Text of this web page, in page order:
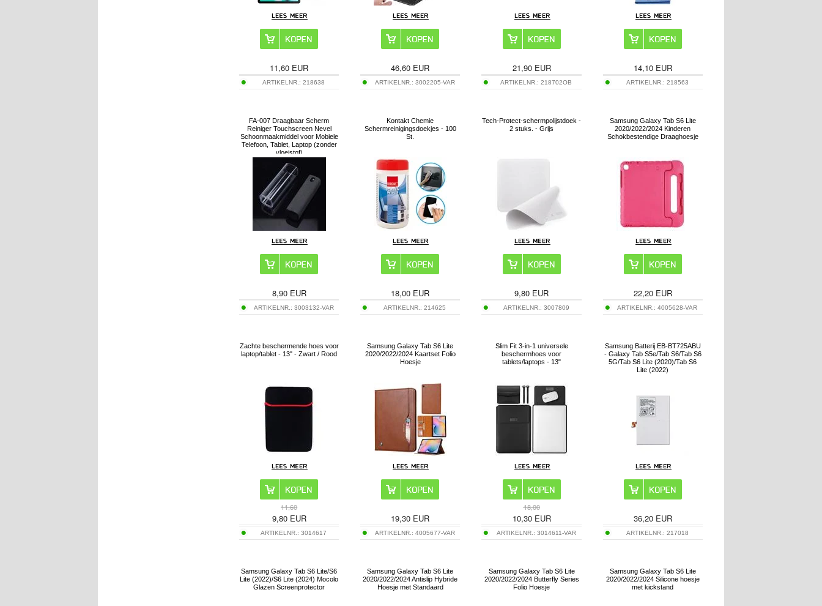
11,60 EUR
ARTIKELNR.:218638
46,60 EUR
ARTIKELNR.: 3002205-VAR
21,90EUR
ARTIKELNR.:218702OB
14,10EUR
ARTIKELNR.: 218563
FA-007 Draagbaar Scherm
Reiniger Touchscreen Nevel
Schoonmaakmiddel voor Mobiele
Telefoon, Tablet, Laptop (zonder
vloeistof)
8,90EUR
ARTIKELNR.: 3003132-VAR
Kontakt Chemie
Schermreinigingsdoekjes - 100
St.
18,00 EUR
ARTIKELNR.:214625
Tech-Protect-schermpolijstdoek -
2 stuks. - Grijs
9,80 EUR
ARTIKELNR.: 3007809
Samsung Galaxy Tab S6 Lite
2020/2022/2024 Kinderen
Schokbestendige Draaghoesje
22,20EUR
ARTIKELNR.:4005628-VAR
Zachte beschermende hoes voor
laptop/tablet - 13" - Zwart / Rood
11,60
9,80EUR
ARTIKELNR.:3014617
Samsung Galaxy Tab S6 Lite
2020/2022/2024 Kaartset Folio
Hoesje
19,30 EUR
ARTIKELNR.: 4005677-VAR
Slim Fit 3-in-1 universele
beschermhoes voor
tablets/laptops - 13"
18,00
10,30EUR
ARTIKELNR.: 3014611-VAR
Samsung Batterij EB-BT725ABU
- Galaxy Tab S5e/Tab S6/Tab S6
5G/Tab S6 Lite (2020)/Tab S6
Lite (2022)
36,20EUR
ARTIKELNR.: 217018
Samsung Galaxy Tab S6 Lite/S6
Lite (2022)/S6 Lite (2024) Mocolo
Glazen Screenprotector
Samsung Galaxy Tab S6 Lite
2020/2022/2024 Antislip Hybride
Hoesje met Standaard
Samsung Galaxy Tab S6 Lite
2020/2022/2024 Butterfly Series
Folio Hoesje
Samsung Galaxy Tab S6 Lite
2020/2022/2024 Silicone hoesje
met kickstand